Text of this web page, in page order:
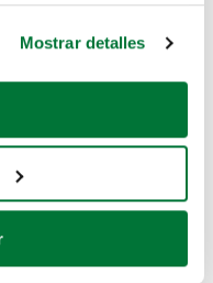
ubicación geográfica
activamente
(huellas
se procesan sus
Mostrar detalles